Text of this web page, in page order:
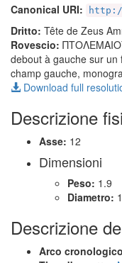
Canonical URI:
Dritto: Tête de Zeus
Rovescio:
debout à gauche sur un
champ gauche,
Download full
Descrizione
Asse: 12
Dimensioni
Peso: 1.9
Diametro:
Descrizione
Arco